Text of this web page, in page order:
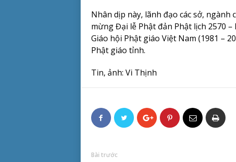
Nhân dịp này, lãnh đạo các sở,
mừng Đại lễ Phật đản Phật lịch 2570
Giáo hội Phật giáo Việt Nam (1981 –
Phật giáo tỉnh.
Tin, ảnh: Vi Thịnh
Bài trước